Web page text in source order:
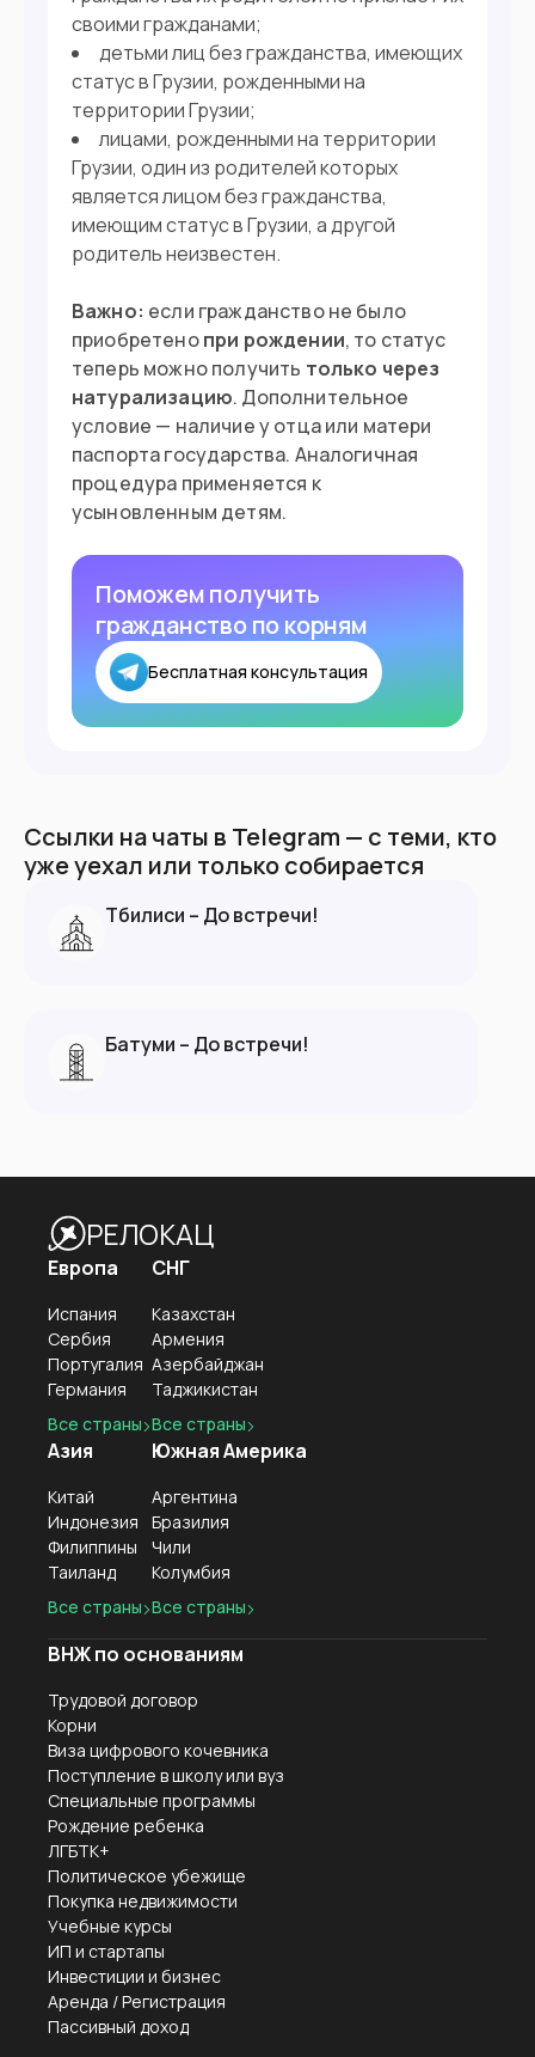
своими гражданами;
детьми лиц без гражданства, имеющих
статус в Грузии, рожденными на
территории Грузии;
лицами, рожденными на территории
Грузии, один из родителей которых
является лицом без гражданства,
имеющим статус в Грузии, а другой
родитель неизвестен.
Важно: если гражданство не было
приобретенопри рождении, то статус
теперь можно получить только через
натурализацию. Дополнительное
условие — наличие у отца или матери
паспорта государства. Аналогичная
процедура применяется к
усыновленным детям.
Поможем получить
гражданство по корням
Бесплатная консультация
Ссылки на чаты в Telegram — с теми, кто
уже уехал или только собирается
Тбилиси – До встречи!
Батуми – До встречи!
РЕЛОКАЦ
Европа
Испания
Сербия
Португалия
Германия
Все страны
Азия
Китай
Индонезия
Филиппины
Таиланд
Все страны
СНГ
Казахстан
Армения
Азербайджан
Таджикистан
Все страны
Южная Америка
Аргентина
Бразилия
Чили
Колумбия
Все страны
ВНЖ по основаниям
Трудовой договор
Корни
Виза цифрового кочевника
Поступление в школу или вуз
Специальные программы
Рождение ребенка
ЛГБТК+
Политическое убежище
Покупка недвижимости
Учебные курсы
ИП и стартапы
Инвестиции и бизнес
Аренда / Регистрация
Пассивный доход